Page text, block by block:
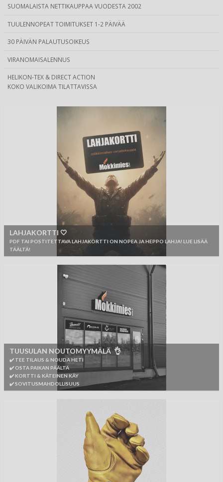
SUOMALAISTA NETTIKAUPPAA VUODESTA 2002
TUULENNOPEAT TOIMITUKSET 1-2 PÄIVÄÄ
30 PÄIVÄN PALAUTUSOIKEUS
VIRANOMAISALENNUS
HELIKON-TEX & DIRECT ACTION
KOKO VALIKOIMA TILATTAVISSA
LAHJAKORTTI 🤍
PDF TAI POSTITETTAVA LAHJAKORTTI ON NOPEA JA HEPPO LAHJA! LUE LISÄÄ
TÄÄLTÄ!
TUUSULAN NOUTOMYYMÄLÄ 👌
✔️ TEE TILAUS & NOUDA HETI
✔️ OSTA PAIKAN PÄÄLTÄ
✔️ KORTTI & KÄTEINEN KÄY
✔️ SOVITUSMAHDOLLISUUS